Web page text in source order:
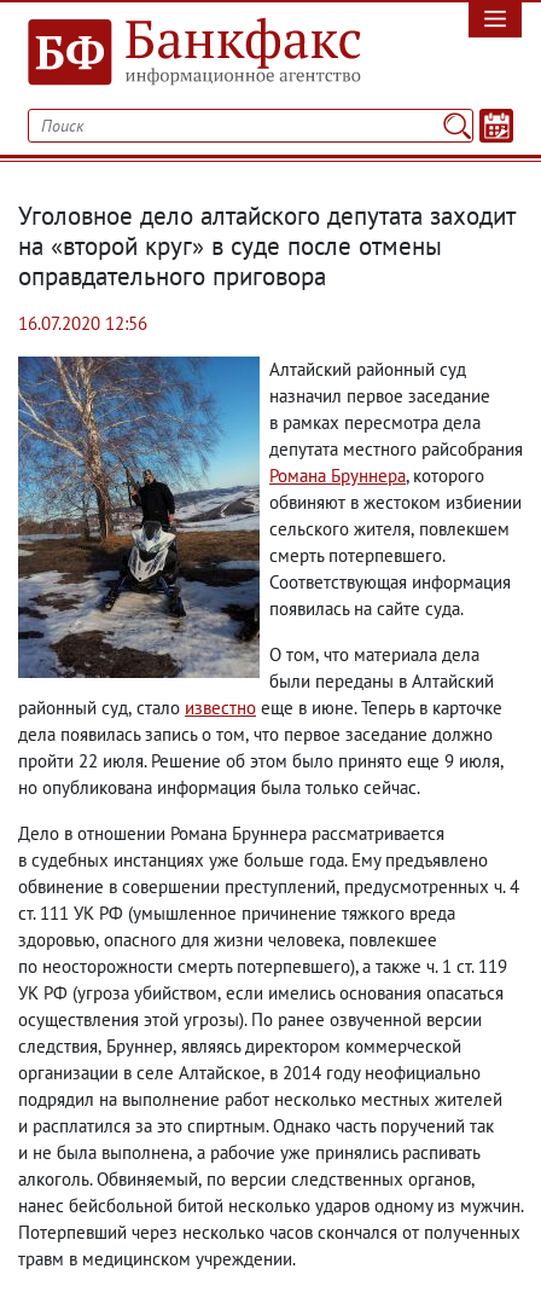
Уголовное дело алтайского депутата заходит
на «второй круг» в суде после отмены
оправдательного приговора
16.07.2020 12:56
Алтайский районный суд
назначил первое заседание
в рамках пересмотра дела
депутата местного райсобрания
Романа Бруннера, которого
обвиняют в жестоком избиении
сельского жителя, повлекшем
смерть потерпевшего.
Соответствующая информация
появилась на сайте суда.
О том, что материала дела
были переданы в Алтайский
районный суд, стало известно еще в июне. Теперь в карточке
дела появилась запись о том, что первое заседание должно
пройти 22 июля. Решение об этом было принято еще 9 июля,
но опубликована информация была только сейчас.
Дело в отношении Романа Бруннера рассматривается
в судебных инстанциях уже больше года. Ему предъявлено
обвинение в совершении преступлений, предусмотренных ч. 4
ст. 111 УК РФ (умышленное причинение тяжкого вреда
здоровью, опасного для жизни человека, повлекшее
по неосторожности смерть потерпевшего), а также ч. 1 ст. 119
УК РФ (угроза убийством, если имелись основания опасаться
осуществления этой угрозы). По ранее озвученной версии
следствия, Бруннер, являясь директором коммерческой
организации в селе Алтайское, в 2014 году неофициально
подрядил на выполнение работ несколько местных жителей
и расплатился за это спиртным. Однако часть поручений так
и не была выполнена, а рабочие уже принялись распивать
алкоголь. Обвиняемый, по версии следственных органов,
нанес бейсбольной битой несколько ударов одному из мужчин.
Потерпевший через несколько часов скончался от полученных
травм в медицинском учреждении.